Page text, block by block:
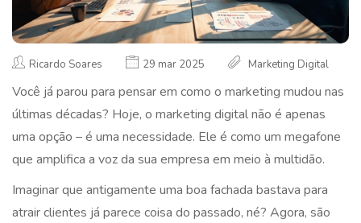
Ricardo Soares 29 mar 2025 Marketing Digital
Você já parou para pensar em como o marketing mudou nas
últimas décadas? Hoje, o marketing digital não é apenas
uma opção – é uma necessidade. Ele é como um megafone
que amplifica a voz da sua empresa em meio à multidão.
Imaginar que antigamente uma boa fachada bastava para
atrair clientes já parece coisa do passado, né? Agora, são